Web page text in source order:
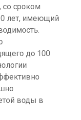
со сроком
лет, имеющий
до 100
воды в